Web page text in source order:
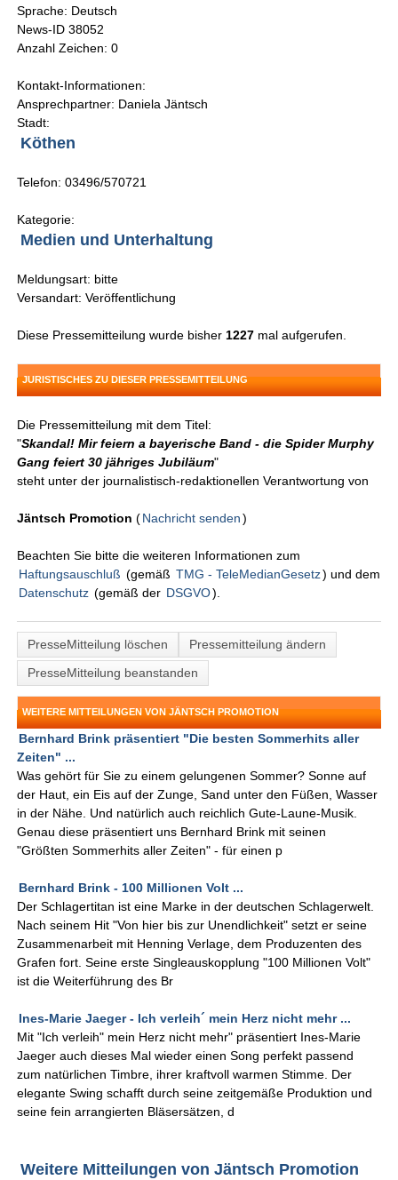
Sprache: Deutsch
News-ID 38052
Anzahl Zeichen: 0
Kontakt-Informationen:
Ansprechpartner: Daniela Jäntsch
Stadt:
Köthen
Telefon: 03496/570721
Kategorie:
Medien und Unterhaltung
Meldungsart: bitte
Versandart: Veröffentlichung
Diese Pressemitteilung wurde bisher 1227 mal aufgerufen.
JURISTISCHES ZU DIESER PRESSEMITTEILUNG
Die Pressemitteilung mit dem Titel:
"Skandal! Mir feiern a bayerische Band - die Spider Murphy
Gang feiert 30 jähriges Jubiläum"
steht unter der journalistisch-redaktionellen Verantwortung von
Jäntsch Promotion (Nachricht senden )
Beachten Sie bitte die weiteren Informationen zum
Haftungsauschluß (gemäß TMG - TeleMedianGesetz) und dem
Datenschutz (gemäß der DSGVO).
PresseMitteilung löschen
Pressemitteilung ändern
PresseMitteilung beanstanden
WEITERE MITTEILUNGEN VON JÄNTSCH PROMOTION
Bernhard Brink präsentiert "Die besten Sommerhits aller
Zeiten" ...
Was gehört für Sie zu einem gelungenen Sommer? Sonne auf
der Haut, ein Eis auf der Zunge, Sand unter den Füßen, Wasser
in der Nähe. Und natürlich auch reichlich Gute-Laune-Musik.
Genau diese präsentiert uns Bernhard Brink mit seinen
"Größten Sommerhits aller Zeiten" - für einen p
Bernhard Brink - 100 Millionen Volt ...
Der Schlagertitan ist eine Marke in der deutschen Schlagerwelt.
Nach seinem Hit "Von hier bis zur Unendlichkeit" setzt er seine
Zusammenarbeit mit Henning Verlage, dem Produzenten des
Grafen fort. Seine erste Singleauskopplung "100 Millionen Volt"
ist die Weiterführung des Br
Ines-Marie Jaeger - Ich verleih´ mein Herz nicht mehr ...
Mit "Ich verleih" mein Herz nicht mehr" präsentiert Ines-Marie
Jaeger auch dieses Mal wieder einen Song perfekt passend
zum natürlichen Timbre, ihrer kraftvoll warmen Stimme. Der
elegante Swing schafft durch seine zeitgemäße Produktion und
seine fein arrangierten Bläsersätzen, d
Weitere Mitteilungen von Jäntsch Promotion